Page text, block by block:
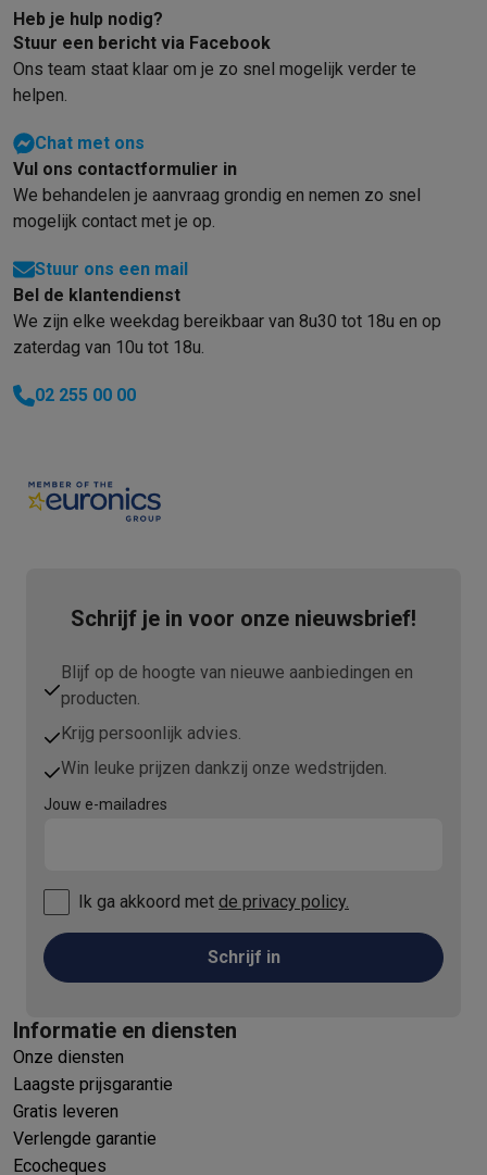
Heb je hulp nodig?
Stuur een bericht via Facebook
Ons team staat klaar om je zo snel mogelijk verder te
helpen.
Chat met ons
Vul ons contactformulier in
We behandelen je aanvraag grondig en nemen zo snel
mogelijk contact met je op.
Stuur ons een mail
Bel de klantendienst
We zijn elke weekdag bereikbaar van 8u30 tot 18u en op
zaterdag van 10u tot 18u.
02 255 00 00
Schrijf je in voor onze nieuwsbrief!
Blijf op de hoogte van nieuwe aanbiedingen en
producten.
Krijg persoonlijk advies.
Win leuke prijzen dankzij onze wedstrijden.
Jouw e-mailadres
Ik ga akkoord met de privacy policy.
Schrijf in
Informatie en diensten
Onze diensten
Laagste prijsgarantie
Gratis leveren
Verlengde garantie
Ecocheques